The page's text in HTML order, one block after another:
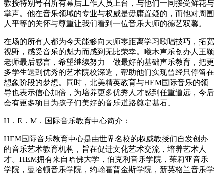
教授特别号召所有幕后工作人员上台，与他们一同接受鲜花与
掌声。他在音乐领域的专业与权威是毋庸置疑的，而他对周围
人平等的关怀与尊重让我们看到一位音乐大师的德艺双馨。
在场的所有人都为今天能够向大师零距离学习歌唱技巧，拓宽
视野，感受音乐的魅力而感到无比荣幸。曦木声乐创办人王颖
老师最后感言，希望继续努力，做最好的基础声乐教育，把更
多学生送到优秀的艺术院校深造，帮助他们实现曾经只停留在
想象阶段的梦想。同时，北美精英教育与HEM国际音乐的领
导也表示信心加倍，为培养更多优秀人才感到任重道远，今后
会有更多项目为孩子们美好的音乐道路奠定基石。
H．E．M．国际音乐教育中心简介：
HEM国际音乐教育中心是由世界名校的权威教授们自发创办
的音乐艺术教育机构，旨在促进文化艺术交流，培养艺术人
才。HEM拥有来自哈佛大学，伯克利音乐学院，茱莉亚音乐
学院，曼哈顿音乐学院，约翰霍普金斯学院，新英格兰音乐学